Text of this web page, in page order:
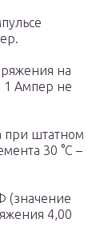
на
1 Ампер не
при штатном
30 °С –
(значение
4,00